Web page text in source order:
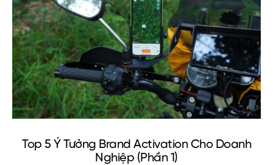
Top 5 Ý Tưởng Brand Activation Cho Doanh
Nghiệp (Phần 1)